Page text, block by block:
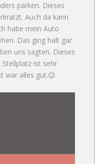
parken. Dieses
Auch da kann
habe mein Auto
Das ging halt gar
uns sagten. Dieses
ist sehr
war alles gut.😉